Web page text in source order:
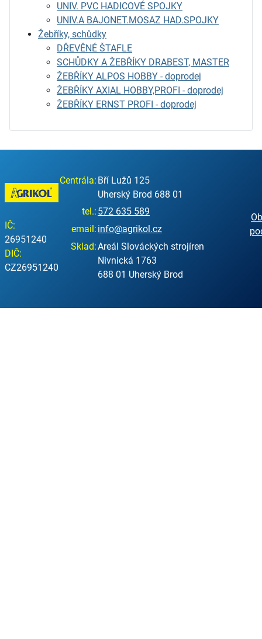
UNIV. PVC HADICOVÉ SPOJKY
UNIV.A BAJONET.MOSAZ HAD.SPOJKY
Žebříky, schůdky
DŘEVĚNÉ ŠTAFLE
SCHŮDKY A ŽEBŘÍKY DRABEST, MASTER
ŽEBŘÍKY ALPOS HOBBY - doprodej
ŽEBŘÍKY AXIAL HOBBY,PROFI - doprodej
ŽEBŘÍKY ERNST PROFI - doprodej
IČ:
26951240
DIČ:
CZ26951240
Centrála: Bří Lužů 125
Uherský Brod 688 01
tel.: 572 635 589
email: info@agrikol.cz
Sklad:Areál Slováckých strojíren
Nivnická 1763
688 01 Uherský Brod